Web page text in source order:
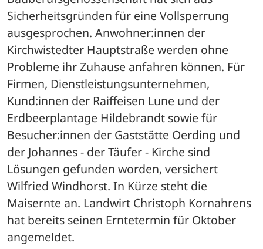
Sicherheitsgründen für eine Vollsperrung
ausgesprochen. Anwohner:innen der
Kirchwistedter Hauptstraße werden ohne
Probleme ihr Zuhause anfahren können. Für
Firmen, Dienstleistungsunternehmen,
Kund:innen der Raiffeisen Lune und der
Erdbeerplantage Hildebrandt sowie für
Besucher:innen der Gaststätte Oerding und
der Johannes - der Täufer - Kirche sind
Lösungen gefunden worden, versichert
Wilfried Windhorst. In Kürze steht die
Maisernte an. Landwirt Christoph Kornahrens
hat bereits seinen Erntetermin für Oktober
angemeldet.